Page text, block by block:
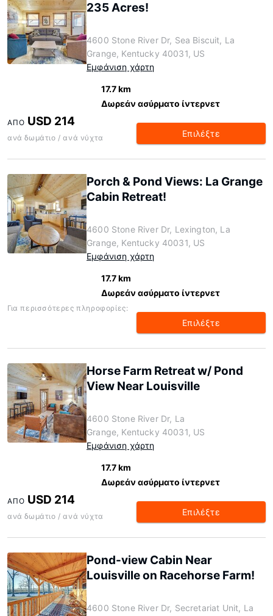
235 Acres!
4600 Stone River Dr, Sea Biscuit, La
Grange, Kentucky 40031, US
Εμφάνιση χάρτη
17.7 km
Δωρεάν ασύρματο ίντερνετ
ΑΠΌ USD 214
ανά δωμάτιο / ανά νύχτα Επιλέξτε
Porch & Pond Views: La Grange
Cabin Retreat!
4600 Stone River Dr, Lexington, La
Grange, Kentucky 40031, US
Εμφάνιση χάρτη
17.7 km
Δωρεάν ασύρματο ίντερνετ
Για περισσότερες πληροφορίες:
Επιλέξτε
Horse Farm Retreat w/ Pond
View Near Louisville
4600 Stone River Dr, La
Grange, Kentucky 40031, US
Εμφάνιση χάρτη
17.7 km
Δωρεάν ασύρματο ίντερνετ
ΑΠΌ USD 214
ανά δωμάτιο / ανά νύχτα Επιλέξτε
Pond-view Cabin Near
Louisville on Racehorse Farm!
4600 Stone River Dr, Secretariat Unit, La